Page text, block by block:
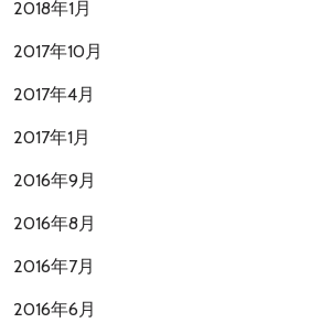
2018年1月
2017年10月
2017年4月
2017年1月
2016年9月
2016年8月
2016年7月
2016年6月